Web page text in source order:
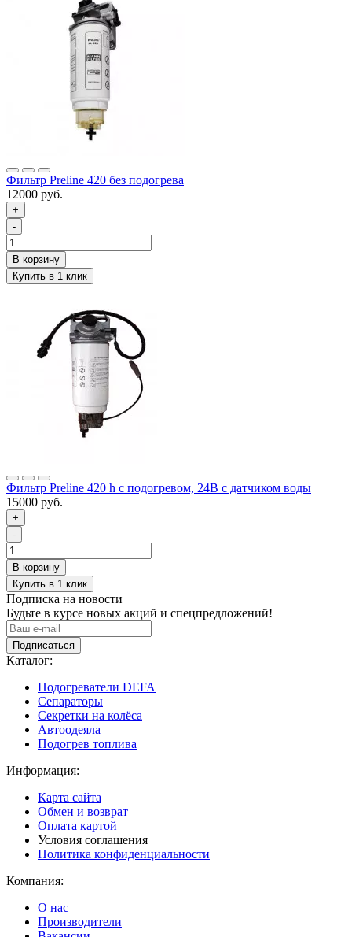
Фильтр Preline 420 без подогрева
12000 руб.
+
-
Фильтр Preline 420 h с подогревом, 24В с датчиком воды
15000 руб.
+
-
Подписка на новости
Будьте в курсе новых акций и спецпредложений!
Подписаться
Каталог:
Подогреватели DEFA
Сепараторы
Секретки на колёса
Автоодеяла
Подогрев топлива
Информация:
Карта сайта
Обмен и возврат
Оплата картой
Условия соглашения
Политика конфиденциальности
Компания:
О нас
Производители